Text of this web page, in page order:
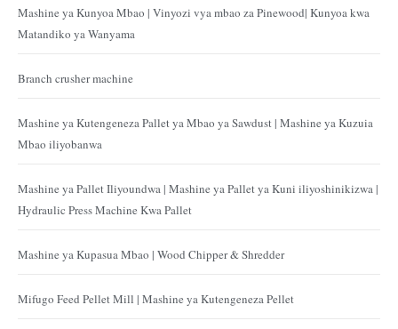
Mashine ya Kunyoa Mbao | Vinyozi vya mbao za Pinewood| Kunyoa kwa
Matandiko ya Wanyama
Branch crusher machine
Mashine ya Kutengeneza Pallet ya Mbao ya Sawdust | Mashine ya Kuzuia
Mbao iliyobanwa
Mashine ya Pallet Iliyoundwa | Mashine ya Pallet ya Kuni iliyoshinikizwa |
Hydraulic Press Machine Kwa Pallet
Mashine ya Kupasua Mbao | Wood Chipper & Shredder
Mifugo Feed Pellet Mill | Mashine ya Kutengeneza Pellet